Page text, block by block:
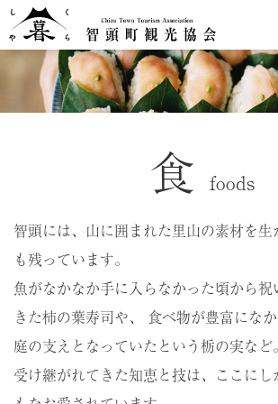
食
智頭には、山に囲まれた里山の素材を生
も残っています。
魚がなかなか手に入らなかった頃から祝
きた柿の葉寿司や、
食べ物が豊富にな
庭の支えとなっていたという栃の実など。
受け継がれてきた知恵と技は、 ここに